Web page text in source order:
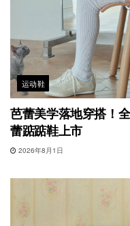
运动鞋
芭蕾美学落地穿搭！
蕾踮踮鞋上市
2026年8月1日